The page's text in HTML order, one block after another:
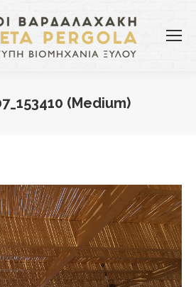
(Medium)